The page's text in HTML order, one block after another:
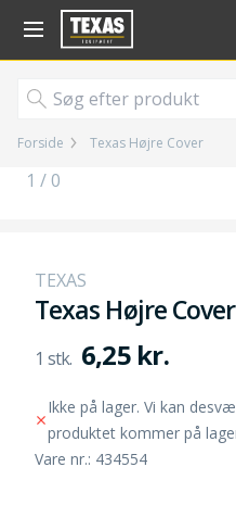
Gå til kurv (
Forside Texas Højre Cover
1 / 0
TEXAS
Texas Højre Cover
6,25 kr.
Ikke på lager. Vi kan
produktet kommer på
Vare nr.: 434554